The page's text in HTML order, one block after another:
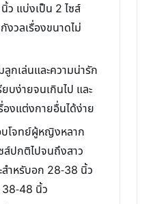
ว แบ่งเป็น 2 ไซส์
งวลเรื่องขนาดไม่
ลูกเล่นและความน่ารัก
ยบง่ายจนเกินไป และ
งแต่งกายอื่นได้ง่าย
โจทย์ผู้หญิงหลาก
ส์ปกติไปจนถึงสาว
สำหรับอก 28-38 นิ้ว
38-48 นิ้ว